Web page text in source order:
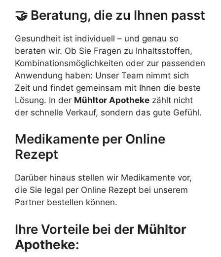
🤝 Beratung, die zu Ihnen passt
Gesundheit ist individuell – und genau so
beraten wir. Ob Sie Fragen zu Inhaltsstoffen,
Kombinationsmöglichkeiten oder zur passenden
Anwendung haben: Unser Team nimmt sich
Zeit und findet gemeinsam mit Ihnen die beste
Lösung. In der Mühltor Apotheke zählt nicht
der schnelle Verkauf, sondern das gute Gefühl.
Medikamente per Online
Rezept
Darüber hinaus stellen wir Medikamente vor,
die Sie legal per Online Rezept bei unserem
Partner bestellen können.
Ihre Vorteile bei der Mühltor
Apotheke: